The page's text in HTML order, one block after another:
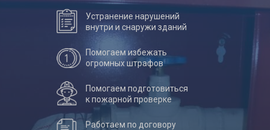
Устранение нарушений
внутри и снаружи зданий
Помогаем избежать
огромных штрафов
Помогаем подготовиться
к пожарной проверке
Работаем по договору